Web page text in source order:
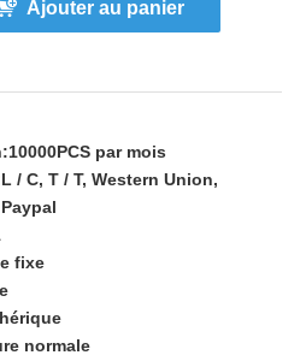
Ajouter au panier
10000PCS par mois
L / C, T / T, Western Union,
Paypal
fixe
normale